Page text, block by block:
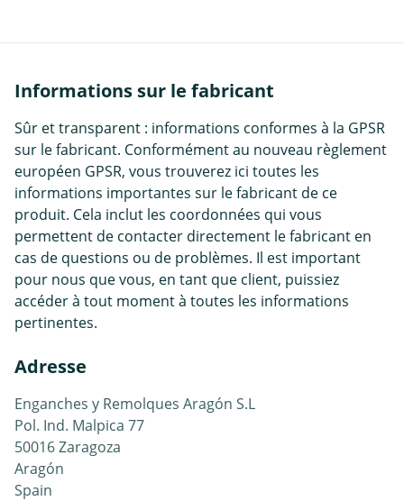
Informations sur le fabricant
Sûr et transparent : informations conformes à la GPSR
sur le fabricant. Conformément au nouveau règlement
européen GPSR, vous trouverez ici toutes les
informations importantes sur le fabricant de ce
produit. Cela inclut les coordonnées qui vous
permettent de contacter directement le fabricant en
cas de questions ou de problèmes. Il est important
pour nous que vous, en tant que client, puissiez
accéder à tout moment à toutes les informations
pertinentes.
Adresse
Enganches y Remolques Aragón S.L
Pol. Ind. Malpica 77
50016 Zaragoza
Aragón
Spain